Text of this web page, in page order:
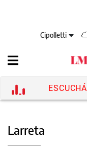
Cipolletti
ESCUCHÁ
Larreta